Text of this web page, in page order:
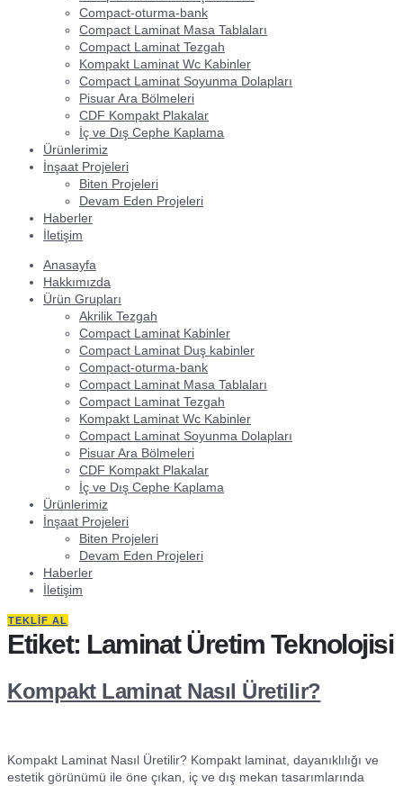
Compact-oturma-bank
Compact Laminat Masa Tablaları
Compact Laminat Tezgah
Kompakt Laminat Wc Kabinler
Compact Laminat Soyunma Dolapları
Pisuar Ara Bölmeleri
CDF Kompakt Plakalar
İç ve Dış Cephe Kaplama
Ürünlerimiz
İnşaat Projeleri
Biten Projeleri
Devam Eden Projeleri
Haberler
İletişim
Anasayfa
Hakkımızda
Ürün Grupları
Akrilik Tezgah
Compact Laminat Kabinler
Compact Laminat Duş kabinler
Compact-oturma-bank
Compact Laminat Masa Tablaları
Compact Laminat Tezgah
Kompakt Laminat Wc Kabinler
Compact Laminat Soyunma Dolapları
Pisuar Ara Bölmeleri
CDF Kompakt Plakalar
İç ve Dış Cephe Kaplama
Ürünlerimiz
İnşaat Projeleri
Biten Projeleri
Devam Eden Projeleri
Haberler
İletişim
TEKLIF AL
Etiket: Laminat Üretim Teknolojisi
Kompakt Laminat Nasıl Üretilir?
Kompakt Laminat Nasıl Üretilir? Kompakt laminat, dayanıklılığı ve
estetik görünümü ile öne çıkan, iç ve dış mekan tasarımlarında